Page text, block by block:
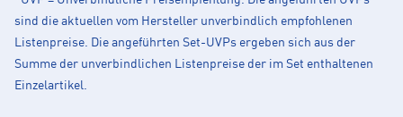
sind die aktuellen vom Hersteller unverbindlich empfohlenen
Listenpreise. Die angeführten Set-UVPs ergeben sich aus der
Summe der unverbindlichen Listenpreise der im Set enthaltenen
Einzelartikel.